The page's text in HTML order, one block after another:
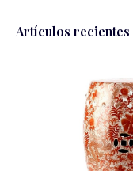
Artículos recientes